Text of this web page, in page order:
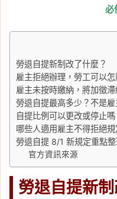
必
勞退自提新制改了什麼？
雇主拒絕辦理，勞工可以怎
雇主未按時繳納，將加徵
勞退自提最高多少？不是
自提比例可以更改或停止嗎
哪些人適用雇主不得拒絕規
勞退自提 8/1 新規定重點
官方資訊來源
勞退自提新